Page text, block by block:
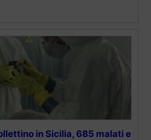
in Sicilia, 685 malati e